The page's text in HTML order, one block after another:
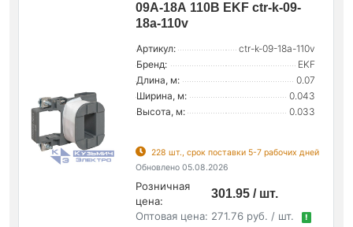
09А-18А 110В EKF ctr-k-09-
18a-110v
Артикул:
ctr-k-09-18a-110v
Бренд:
EKF
Длина, м:
0.07
Ширина, м:
0.043
Высота, м:
0.033
228 шт., срок поставки 5-7 рабочих дней
Обновлено 05.08.2026
Розничная
цена:
301.95 / шт.
Оптовая цена: 271.76 руб. / шт. !